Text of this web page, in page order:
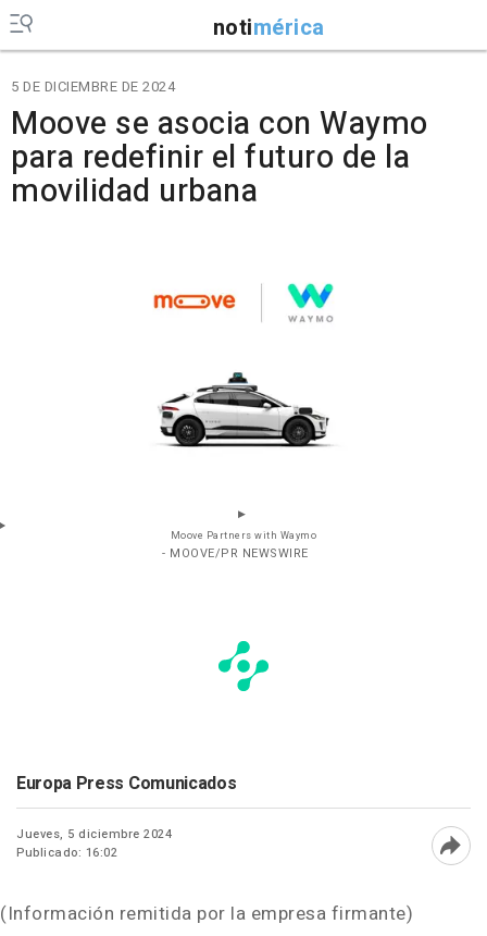
notimérica
5 DE DICIEMBRE DE 2024
Moove se asocia con Waymo
para redefinir el futuro de la
movilidad urbana
Moove Partners with Waymo
- MOOVE/PR NEWSWIRE
Europa Press Comunicados
Jueves, 5 diciembre 2024
Publicado: 16:02
(Información remitida por la empresa firmante)